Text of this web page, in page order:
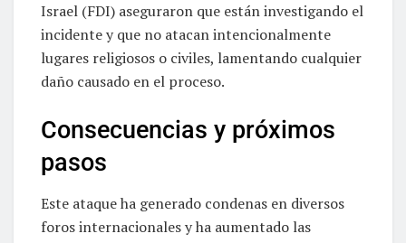
Israel (FDI) aseguraron que están investigando el
incidente y que no atacan intencionalmente
lugares religiosos o civiles, lamentando cualquier
daño causado en el proceso.
Consecuencias y próximos
pasos
Este ataque ha generado condenas en diversos
foros internacionales y ha aumentado las